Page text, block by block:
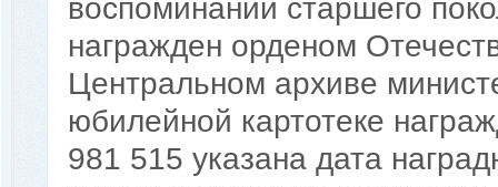
воспоминаний старшего
награжден орденом
Центральном архиве
юбилейной картотеке
981 515 указана дата